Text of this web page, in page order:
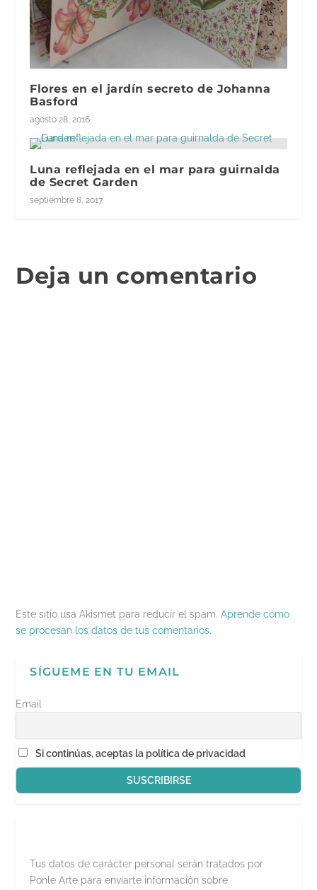
Flores en el jardín secreto de Johanna
Basford
agosto 28, 2016
Luna reflejada en el mar para guirnalda
de Secret Garden
septiembre 8, 2017
Deja un comentario
Este sitio usa Akismet para reducir el spam.Aprende cómo
se procesan los datos de tus comentarios.
SÍGUEME EN TU EMAIL
Email
Si continúas, aceptas la política de privacidad
Tus datos de carácter personal serán tratados por
Ponle Arte para enviarte información sobre